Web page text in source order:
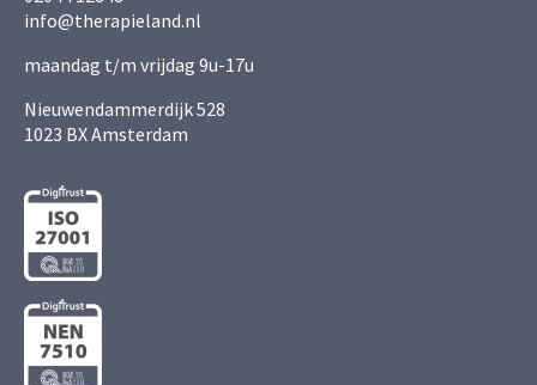
info@therapieland.nl
maandag t/m vrijdag 9u-17u
Nieuwendammerdijk 528
1023 BX Amsterdam